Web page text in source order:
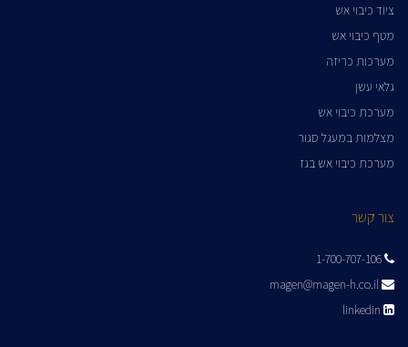
ציוד כיבוי אש
מטף כיבוי אש
מערכות כריזה
גלאי עשן
מערכת כיבוי אש
מצלמות במעגל סגור
מערכת כיבוי אש בגז
צור קשר